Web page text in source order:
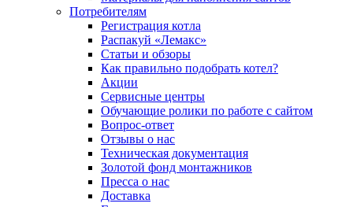
Потребителям
Регистрация котла
Распакуй «Лемакс»
Статьи и обзоры
Как правильно подобрать котел?
Акции
Сервисные центры
Обучающие ролики по работе с сайтом
Вопрос-ответ
Отзывы о нас
Техническая документация
Золотой фонд монтажников
Пресса о нас
Доставка